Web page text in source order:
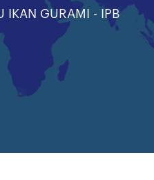
IKAN GURAMI - IPB